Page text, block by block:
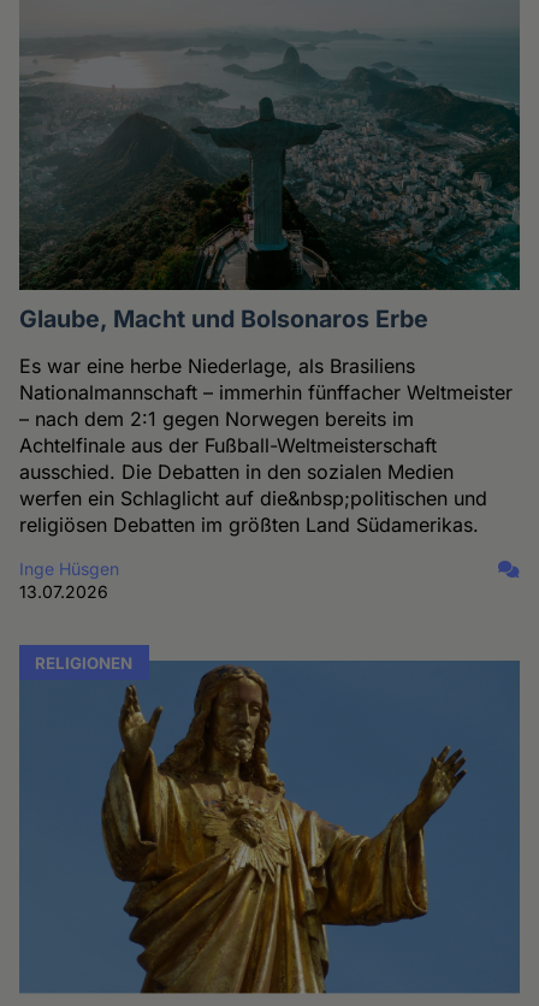
Glaube, Macht und Bolsonaros Erbe
Es war eine herbe Niederlage, als Brasiliens
Nationalmannschaft – immerhin fünffacher Weltmeister
– nach dem 2:1 gegen Norwegen bereits im
Achtelfinale aus der Fußball-Weltmeisterschaft
ausschied. Die Debatten in den sozialen Medien
werfen ein Schlaglicht auf die&nbsp;politischen und
religiösen Debatten im größten Land Südamerikas.
Inge Hüsgen
13.07.2026
RELIGIONEN